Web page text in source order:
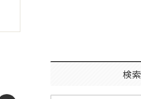
検索